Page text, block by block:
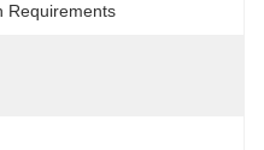
Requirements